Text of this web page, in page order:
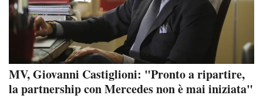
MV, Giovanni Castiglioni: "Pronto a ripartire,
la partnership con Mercedes non è mai iniziata"